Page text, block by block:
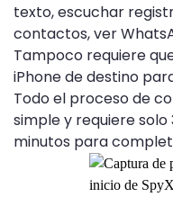
texto, escuchar
contactos, ver
Tampoco requiere
iPhone de destino
Todo el proceso de
simple y requiere
minutos para